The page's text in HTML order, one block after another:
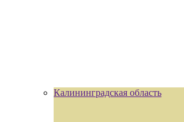
Калининградская область